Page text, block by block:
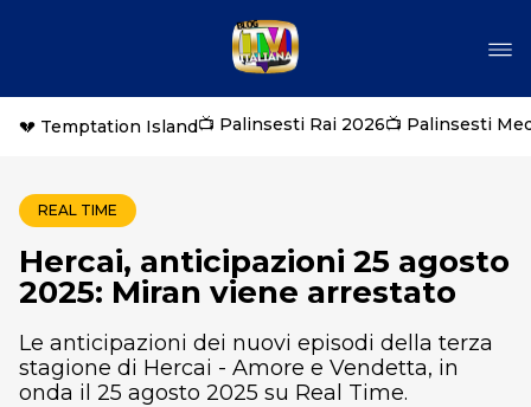
💔 Temptation Island📺 Palinsesti Rai 2026📺 Palinsesti
REAL TIME
Hercai, anticipazioni 25 agosto
2025: Miran viene arrestato
Le anticipazioni dei nuovi episodi della terza
stagione di Hercai - Amore e Vendetta, in
onda il 25 agosto 2025 su Real Time.